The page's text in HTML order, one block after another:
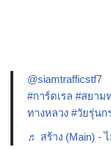
@siamtrafficstf7
#การ์ดเรล #สยาม
ทางหลวง #วัยรุ่น
♬ สร้าง (Main) -